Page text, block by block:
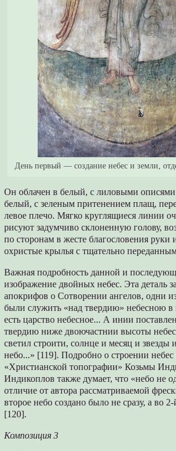
День первый — создание небес и земли,
Он облачен в белый, с лиловыми описями
белый, с зеленым притенением плащ,
левое плечо. Мягко круглящиеся линии
рисуют задумчиво склоненную голову,
по сторонам в жесте благословения руки
охристые крылья с тщательно
Важная подробность данной и
изображение двойных небес. Эта деталь
апокрифов о Сотворении ангелов, одни
были служить «над твердию» небесною
есть царство небесное... А инии
твердию ниже двоючастнии высоты
светил строити, солнце и месяц и звезды
небо...» [119]. Подробно о строении небес
«Христианской топографии» Козьмы
Индикоплов также думает, что «небо не
отличие от автора рассматриваемой
второе небо создано было не сразу, а во
[120].
Композиция 3